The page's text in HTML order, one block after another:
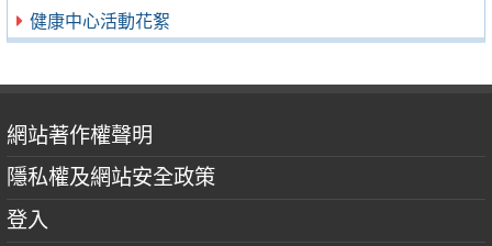
健康中心活動花絮
網站著作權聲明
隱私權及網站安全政策
登入